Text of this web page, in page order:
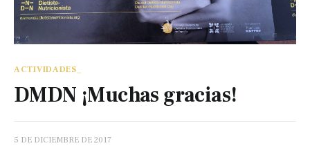
ACTIVIDADES_
DMDN ¡Muchas gracias!
5 DE DICIEMBRE DE 2017